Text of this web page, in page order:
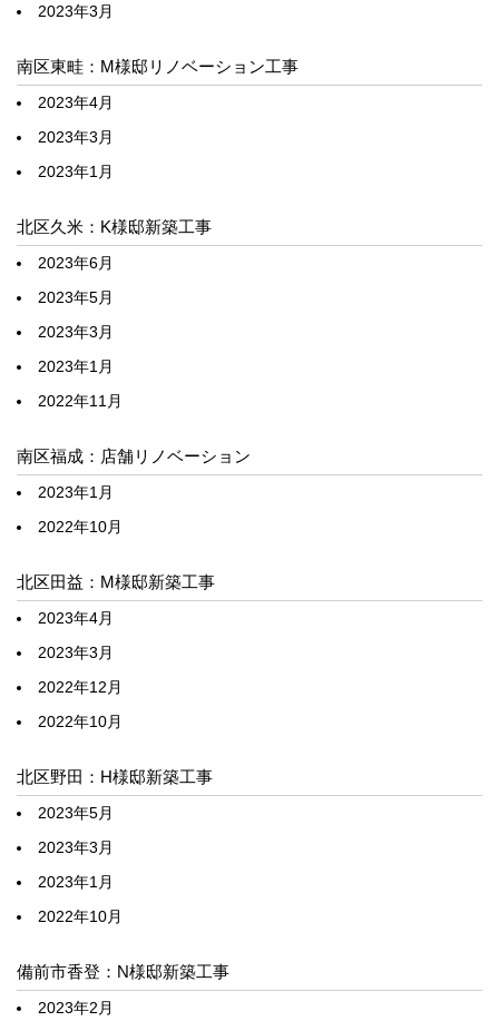
2023年3月
南区東畦：M様邸リノベーション工事
2023年4月
2023年3月
2023年1月
北区久米：K様邸新築工事
2023年6月
2023年5月
2023年3月
2023年1月
2022年11月
南区福成：店舗リノベーション
2023年1月
2022年10月
北区田益：M様邸新築工事
2023年4月
2023年3月
2022年12月
2022年10月
北区野田：H様邸新築工事
2023年5月
2023年3月
2023年1月
2022年10月
備前市香登：N様邸新築工事
2023年2月